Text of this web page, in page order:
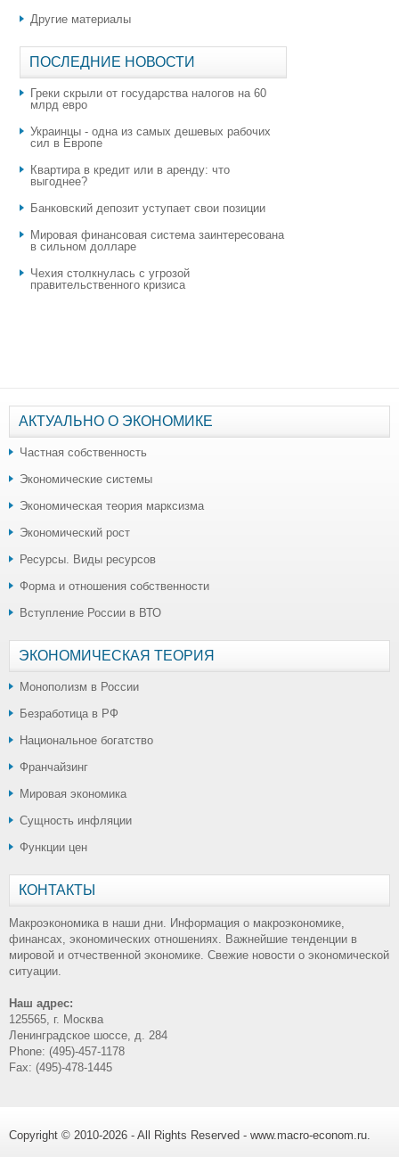
Другие материалы
ПОСЛЕДНИЕ НОВОСТИ
Греки скрыли от государства налогов на 60
млрд евро
Украинцы - одна из самых дешевых рабочих
сил в Европе
Квартира в кредит или в аренду: что
выгоднее?
​Банковский депозит уступает свои позиции
Мировая финансовая система заинтересована
в сильном долларе
Чехия столкнулась с угрозой
правительственного кризиса
АКТУАЛЬНО О ЭКОНОМИКЕ
Частная собственность
Экономические системы
Экономическая теория марксизма
Экономический рост
Ресурсы. Виды ресурсов
Форма и отношения собственности
Вступление России в ВТО
ЭКОНОМИЧЕСКАЯ ТЕОРИЯ
Монополизм в России
Безработица в РФ
Национальное богатство
Франчайзинг
Мировая экономика
Сущность инфляции
Функции цен
КОНТАКТЫ
Макроэкономика в наши дни. Информация о макроэкономике,
финансах, экономических отношениях. Важнейшие тенденции в
мировой и отчественной экономике. Свежие новости о экономической
ситуации.
Наш адрес:
125565, г. Москва
Ленинградское шоссе, д. 284
Phone: (495)-457-1178
Fax: (495)-478-1445
Copyright © 2010-2026 - All Rights Reserved - www.macro-econom.ru.